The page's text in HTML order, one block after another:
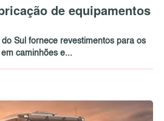
de equipamentos
Sul fornece revestimentos para os
caminhões e...